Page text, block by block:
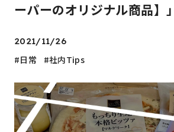
ーパーのオリジナル商品】
2021/11/26
日常 社内Tips